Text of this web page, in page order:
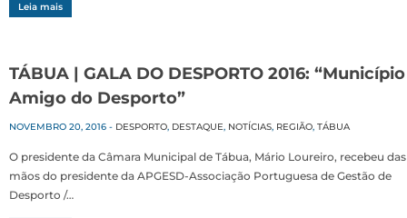
Leia mais
TÁBUA | GALA DO DESPORTO 2016: “Município
Amigo do Desporto”
NOVEMBRO 20, 2016 - DESPORTO, DESTAQUE, NOTÍCIAS, REGIÃO, TÁBUA
O presidente da Câmara Municipal de Tábua, Mário Loureiro, recebeu das
mãos do presidente da APGESD-Associação Portuguesa de Gestão de
Desporto /…